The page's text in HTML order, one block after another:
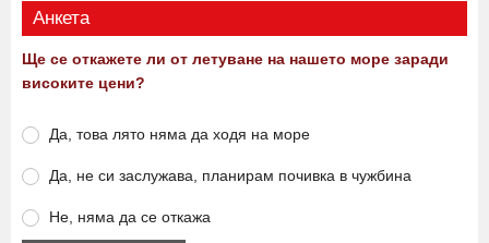
Анкета
Ще се откажете ли от летуване на нашето море заради
високите цени?
Да, това лято няма да ходя на море
Да, не си заслужава, планирам почивка в чужбина
Не, няма да се откажа